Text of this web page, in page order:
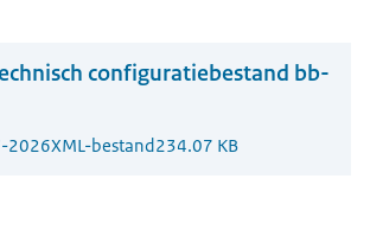
configuratiebestand bb-
2026XML-bestand234.07 KB